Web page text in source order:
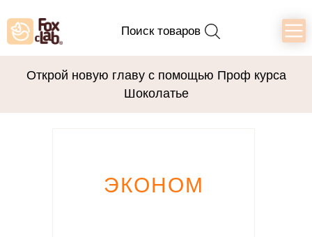
Поиск товаров
Открой новую главу с помощью Проф курса
Шоколатье
ЭКОНОМ